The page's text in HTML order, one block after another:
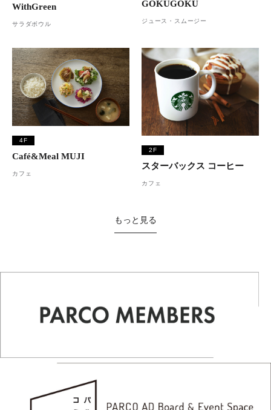
WithGreen
サラダボウル
GOKUGOKU
ジュース・スムージー
4F
Café&Meal MUJI
カフェ
2F
スターバックス コーヒー
カフェ
もっと見る